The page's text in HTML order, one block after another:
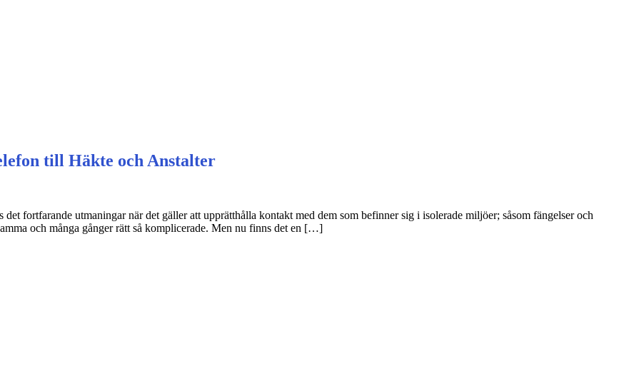
till Häkte och Anstalter
fortfarande utmaningar när det gäller att upprätthålla kontakt med dem som befinner sig i isolerade miljöer; såsom fängelser och
och många gånger rätt så komplicerade. Men nu finns det en […]